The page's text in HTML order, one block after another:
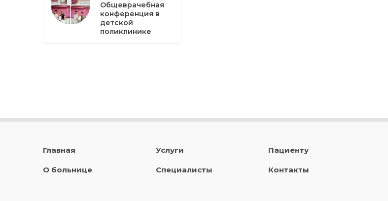
Общеврачебная
конференция в
детской
поликлинике
Главная
О больнице
Услуги
Специалисты
Пациенту
Контакты